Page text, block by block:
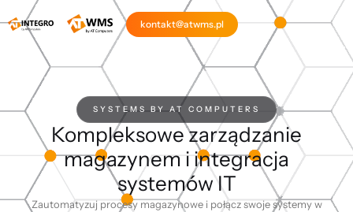
kontakt@atwms.pl
SYSTEMS BY AT COMPUTERS
Kompleksowe zarządzanie
magazynem i integracja
systemów IT
Zautomatyzuj procesy magazynowe i połącz swoje systemy w